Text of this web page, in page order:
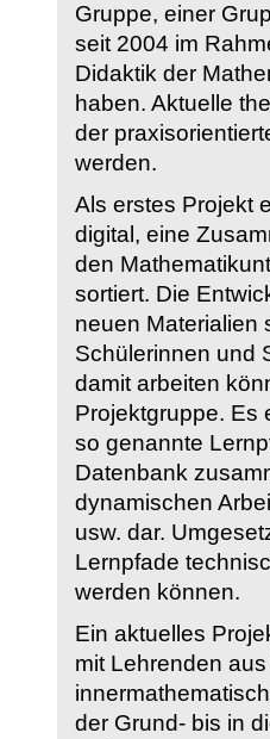
Gruppe, einer
seit 2004 im
Didaktik der
haben. Aktuelle
der
werden.
Als erstes Projekt
digital, eine
den
sortiert. Die
neuen Materialien
Schülerinnen und
damit arbeiten
Projektgruppe. Es
so genannte
Datenbank
dynamischen
usw. dar.
Lernpfade
werden können.
Ein aktuelles
mit Lehrenden
der Grund- bis in